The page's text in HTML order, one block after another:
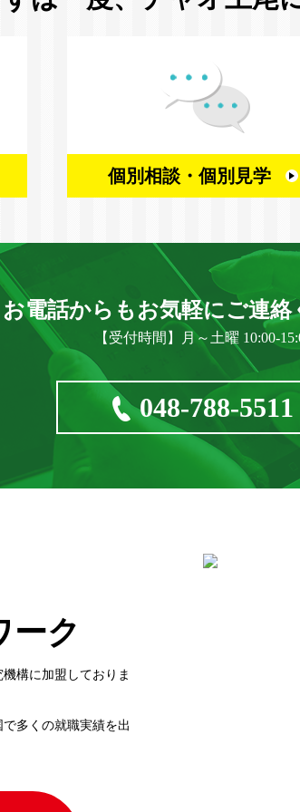
個別相談・ 個別見学
お電話からもお気軽にご連絡
【受付時間】月～土曜 10:00-
048-788-5511
ーク
構に加盟しておりま
多くの就職実績を出